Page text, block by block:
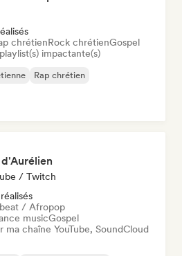
chrétienRock chrétienGospel
impactante(s)
Rap chrétien
/ Twitch
/ Afropop
musicGospel
ma chaîne YouTube, SoundCloud